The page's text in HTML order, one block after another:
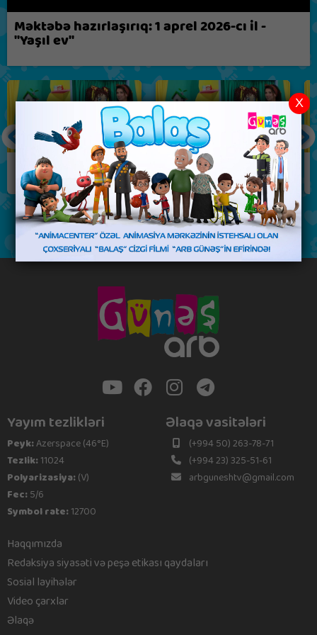
Məktəbə hazırlaşırıq: 1 aprel 2026-cı il -
"Yaşıl ev"
Yayım tezlikləri
Peyk:Azerspace (46°E)
Tezlik:11024
Polyarizasiya:(V)
Fec:5/6
Symbol rate:12700
Əlaqə vasitələri
(+994 50) 263-78-71
(+994 23) 325-51-61
arbguneshtv@gmail.com
Haqqımızda
Redaksiya siyasəti və peşə etikası qaydaları
Sosial layihələr
Video çarxlar
Əlaqə
X